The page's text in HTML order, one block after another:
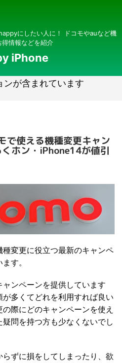
にしたい人に！ ドコモやauなど機
情報などを紹介
iPhone
ンが含まれています
で使える機種変更キャン
ホン・iPhone14が値引
変更に役立つ最新のキャンペ
す。
ャンペーンを提供しています
多くてどれを利用すれば良い
際にどのキャンペーンを使え
問を持つ方も少なくないでし
ずに損をしてしまったり、欲